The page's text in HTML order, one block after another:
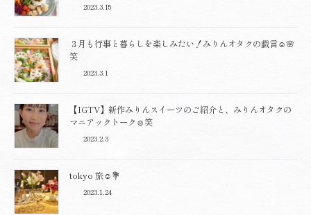
2023.3.15
３月も行事と暮らしを楽しみたい！みりんオタクの戯言☺️🌸
笑
2023.3.1
【IGTV】新作みりんスイーツのご紹介と、みりんオタクの
マニアックトーク☺️笑
2023.2.3
tokyo 旅☺️💐
2023.1.24